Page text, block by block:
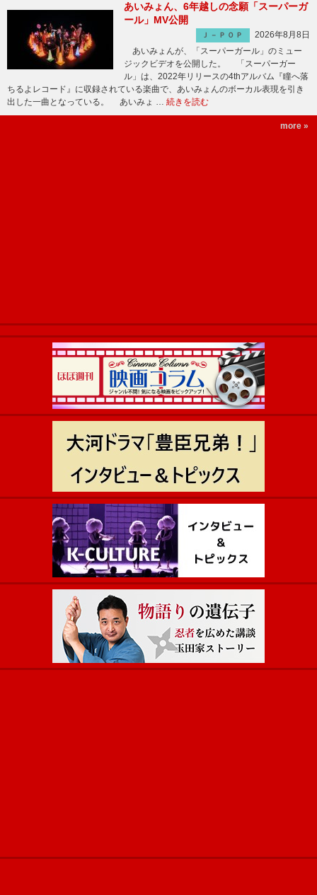
あいみょん、6年越しの念願「スーパーガ
ール」MV公開
Ｊ－ＰＯＰ
2026年8月8日
あいみょんが、「スーパーガール」のミュー
ジックビデオを公開した。 「スーパーガー
ル」は、2022年リリースの4thアルバム『瞳へ落
ちるよレコード』に収録されている楽曲で、あいみょんのボーカル表現を引き
出した一曲となっている。 あいみょ … 続きを読む
more »